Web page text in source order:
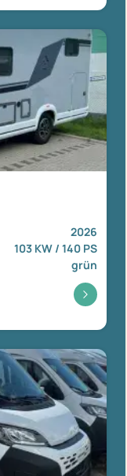
2026
103 KW / 140 PS
grün